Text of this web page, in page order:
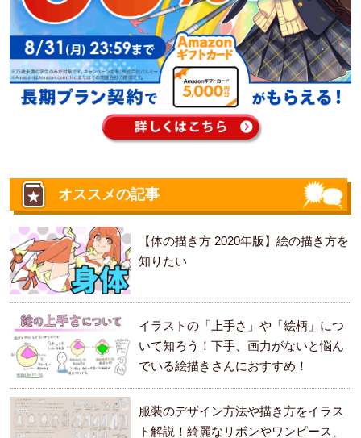
オススメの記事
【体の描き方 2020年版】絵の描き方を
知りたい
イラストの「上手さ」や「絵柄」につ
いて知ろう！下手、画力がないと悩ん
でいる絵描きさんにおすすめ！
服装のデザイン方法や描き方をイラス
ト解説！綺麗なリボンやワンピース、